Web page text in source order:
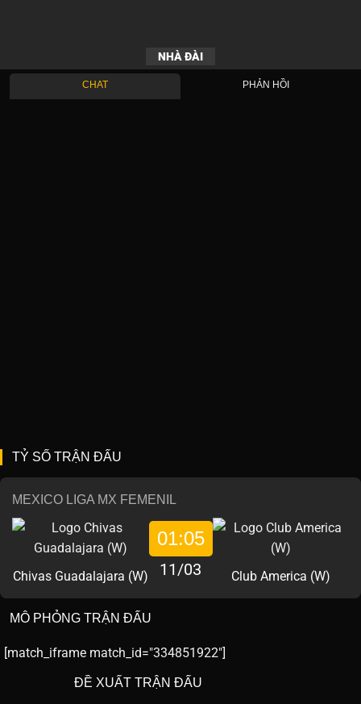
NHÀ ĐÀI
CHAT PHẢN HỒI
TỶ SỐ TRẬN ĐẤU
MEXICO LIGA MX FEMENIL
Chivas Guadalajara (W)
01:05
11/03 Club America (W)
MÔ PHỎNG TRẬN ĐẤU
match_id="334851922"]
ĐỀ XUẤT TRẬN ĐẤU